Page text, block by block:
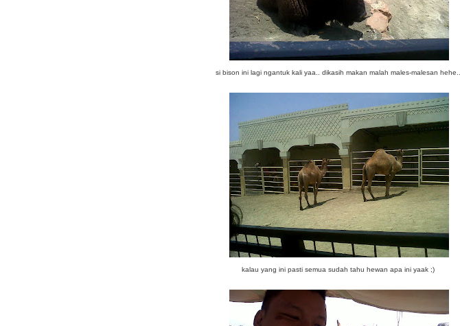
si bison ini lagi ngantuk kali yaa.. dikasih makan malah males-malesan hehe..
kalau yang ini pasti semua sudah tahu hewan apa ini yaak ;)